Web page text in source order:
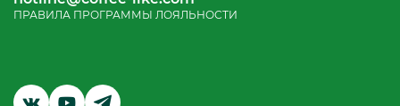
ПРАВИЛА ПРОГРАММЫ ЛОЯЛЬНОСТИ